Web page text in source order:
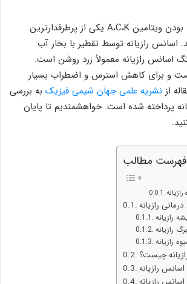
اسانس رازیانه با دارا بودن ویتامین A،C،K یکی از پرطرفدارترین
اسانس رازیانه توسط تقطیر با بخار آب
اسانس رازیانه معمولاً زرد روشن است.
است و برای کاهش استرس و اضطراب بسیار
از نشریه علمی جهان شیمی فیزیک به بررسی
پرداخته شده است. خواهشمندیم تا پایان
فهرست مطالب
رازیانه
رازیانه
برگ رازیانه
رازیانه
چیست؟